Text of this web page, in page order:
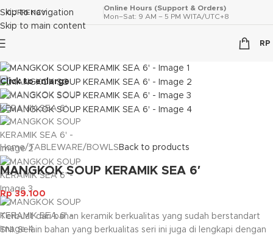
Skip to navigation
Skip to main content
CURRENCY
Online Hours (Support & Orders)
Mon–Sat: 9 AM – 5 PM WITA/UTC+8
RP
Click to enlarge
Home/TABLEWARE/ BOWLS Back to products
MANGKOK SOUP KERAMIK SEA 6′
Rp39.100
Terbuat dari bahan keramik berkualitas yang sudah berstandart
SNI. Selain bahan yang berkualitas seri ini juga di lengkapi dengan